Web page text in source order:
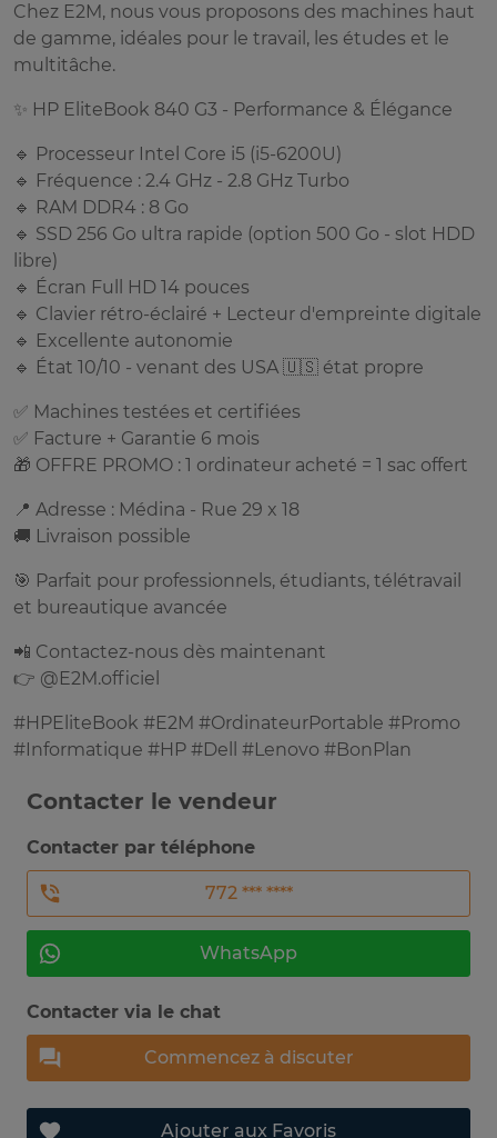
Chez E2M, nous vous proposons des machines haut
de gamme, idéales pour le travail, les études et le
multitâche.
✨ HP EliteBook 840 G3 - Performance & Élégance
🔹 Processeur Intel Core i5 (i5-6200U)
🔹 Fréquence : 2.4 GHz - 2.8 GHz Turbo
🔹 RAM DDR4 : 8 Go
🔹 SSD 256 Go ultra rapide (option 500 Go - slot HDD
libre)
🔹 Écran Full HD 14 pouces
🔹 Clavier rétro-éclairé + Lecteur d'empreinte digitale
🔹 Excellente autonomie
🔹 État 10/10 - venant des USA 🇺🇸 état propre
✅ Machines testées et certifiées
✅ Facture + Garantie 6 mois
🎁 OFFRE PROMO : 1 ordinateur acheté = 1 sac offert
📍 Adresse : Médina - Rue 29 x 18
🚚 Livraison possible
🎯 Parfait pour professionnels, étudiants, télétravail
et bureautique avancée
📲 Contactez-nous dès maintenant
👉 @E2M.officiel
#HPEliteBook #E2M #OrdinateurPortable #Promo
#Informatique #HP #Dell #Lenovo #BonPlan
Contacter le vendeur
Contacter par téléphone
772 *** ****
WhatsApp
Contacter via le chat
Commencez à discuter
Ajouter aux Favoris